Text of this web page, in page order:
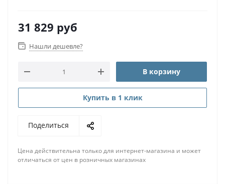
31 829 руб
Нашли дешевле?
В корзину
Купить в 1 клик
Поделиться
Цена действительна только для интернет-магазина и может
отличаться от цен в розничных магазинах